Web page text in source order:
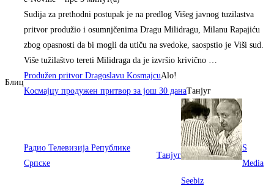
Блиц
Sudija za prethodni postupak je na predlog Višeg javnog tuzilastva
pritvor produžio i osumnjčenima Dragu Milidragu, Milanu Rapajiću
zbog opasnosti da bi mogli da utiču na svedoke, saospstio je Viši sud.
Više tužilaštvo tereti Milidraga da je izvršio krivično …
Produžen pritvor Dragoslavu KosmajcuAlo!
Kосмаjцу продужен притвор за jош 30 данаТанјуг
Радио Телевизија Републике
Српске
Танјуг
Seebiz
S
Media